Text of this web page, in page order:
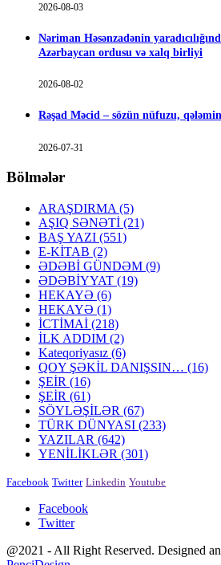
2026-08-03
Nəriman Həsənzadənin
Azərbaycan ordusu və xalq birliyi
2026-08-02
Rəşad Məcid – sözün nüfuzu,
2026-07-31
Bölmələr
ARAŞDIRMA (5)
AŞIQ SƏNƏTİ (21)
BAŞ YAZI (551)
E-KİTAB (2)
ƏDƏBİ GÜNDƏM (9)
ƏDƏBİYYAT (19)
HEKAYƏ (6)
HEKAYƏ (1)
İCTİMAİ (218)
İLK ADDIM (2)
Kateqoriyasız (6)
QOY ŞƏKİL DANIŞSIN… (16)
ŞEİR (16)
ŞEİR (61)
SÖYLƏŞİLƏR (67)
TÜRK DÜNYASI (233)
YAZILAR (642)
YENİLİKLƏR (301)
Facebook Twitter Linkedin Youtube
Facebook
Twitter
@2021 - All Right Reserved. Designed